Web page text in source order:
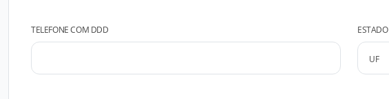
TELEFONE COM DDD ESTADO